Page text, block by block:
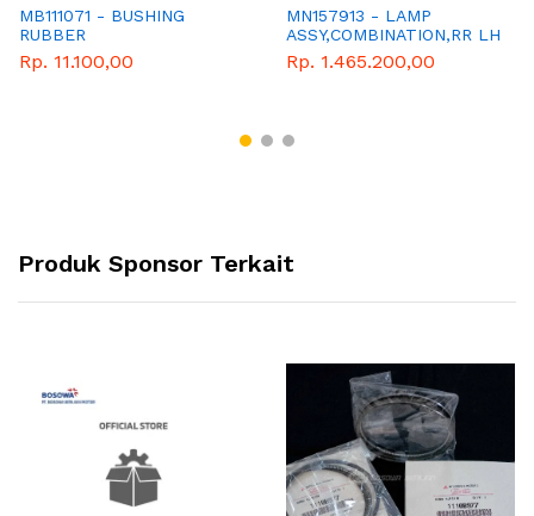
MB111071 - BUSHING
RUBBER
Rp. 11.100,00
MN157913 - LAMP
ASSY,COMBINATION,RR LH
Rp. 1.465.200,00
Produk Sponsor Terkait